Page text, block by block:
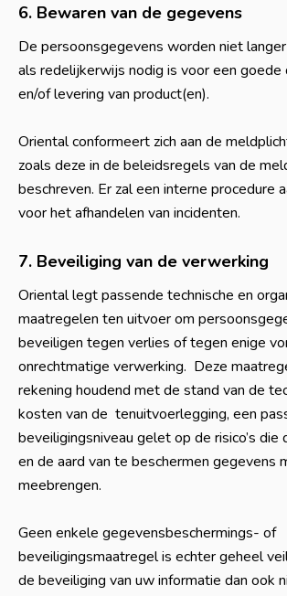
6. Bewaren van de gegevens
De persoonsgegevens worden niet
als redelijkerwijs nodig is voor een goede
en/of levering van product(en).
Oriental conformeert zich aan de
zoals deze in de beleidsregels van de
beschreven. Er zal een interne procedure
voor het afhandelen van incidenten.
7. Beveiliging van de verwerking
Oriental legt passende technische en
maatregelen ten uitvoer om
beveiligen tegen verlies of tegen enige
onrechtmatige verwerking. Deze
rekening houdend met de stand van de
kosten van de tenuitvoerlegging, een
beveiligingsniveau gelet op de risico’s die
en de aard van te beschermen gegevens
meebrengen.
Geen enkele gegevensbeschermings- of
beveiligingsmaatregel is echter geheel
de beveiliging van uw informatie dan ook